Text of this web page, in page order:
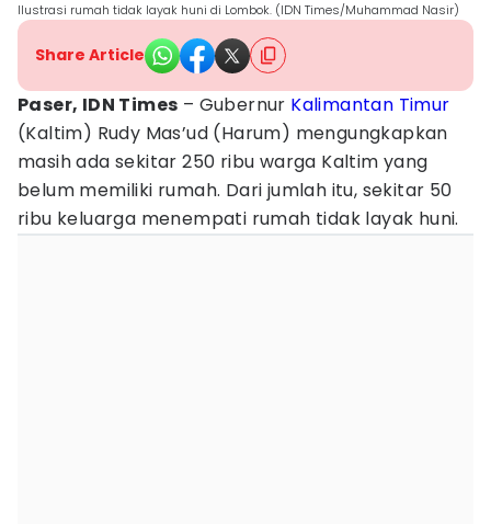
Ilustrasi rumah tidak layak huni di Lombok. (IDN Times/Muhammad Nasir)
Share Article
Paser, IDN Times – Gubernur Kalimantan Timur
(Kaltim) Rudy Mas’ud (Harum) mengungkapkan
masih ada sekitar 250 ribu warga Kaltim yang
belum memiliki rumah. Dari jumlah itu, sekitar 50
ribu keluarga menempati rumah tidak layak huni.